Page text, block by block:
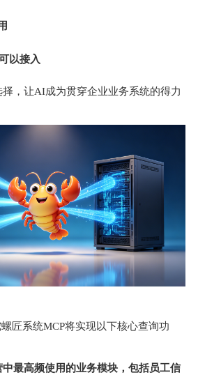
以接入
，让AI成为贯穿企业业务系统的得力
匠系统MCP将实现以下核心查询功
最高频使用的业务模块，包括员工信